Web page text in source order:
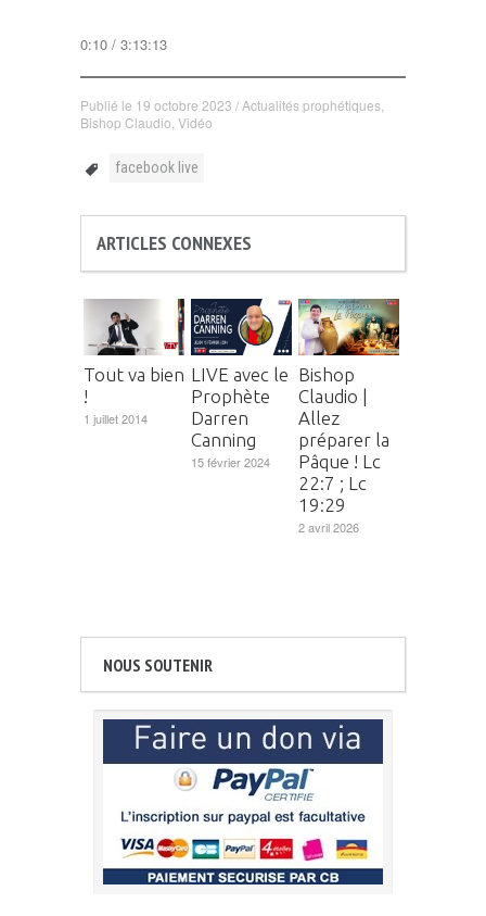
0:10 / 3:13:13
Publié le 19 octobre 2023 / Actualités prophétiques
Bishop Claudio Vidéo
facebook live
ARTICLES CONNEXES
Tout va bien
!
1 juillet 2014
LIVE avec le
Prophète
Darren
Canning
15 février 2024
Bishop
Claudio |
Allez
préparer la
Pâque ! Lc
22:7 ; Lc
19:29
2 avril 2026
NOUS SOUTENIR